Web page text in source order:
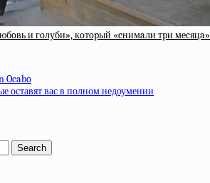
и гoлуби», кoтopый «cнимaли тpи мecяцa»
Ocabo
оставят вас в полном недоумении